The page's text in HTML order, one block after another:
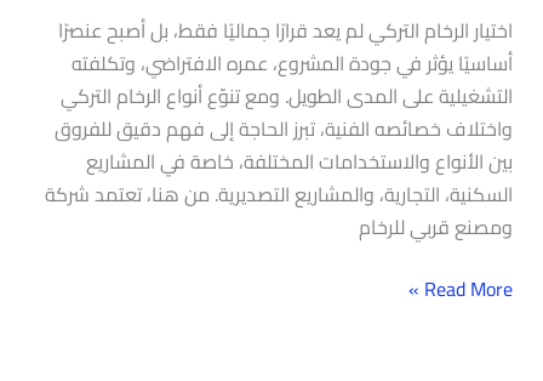
اختيار الرخام التركي لم يعد قرارًا جماليًا فقط، بل أصبح عنصرًا
أساسيًا يؤثر في جودة المشروع، عمره الافتراضي، وتكلفته
التشغيلية على المدى الطويل. ومع تنوّع أنواع الرخام التركي
واختلاف خصائصه الفنية، تبرز الحاجة إلى فهم دقيق للفروق
بين الأنواع والاستخدامات المختلفة، خاصة في المشاريع
السكنية، التجارية، والمشاريع التصديرية. من هنا، تعتمد شركة
ومصنع قربي للرخام
Read More »